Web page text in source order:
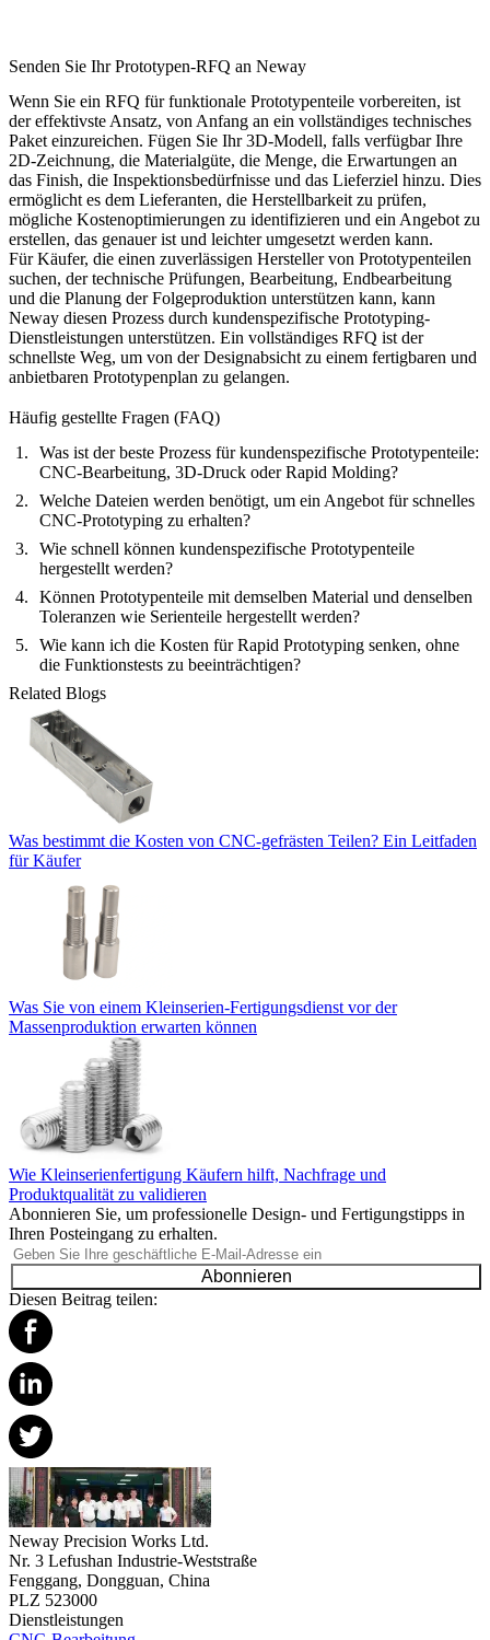
Senden Sie Ihr Prototypen-RFQ an Neway
Wenn Sie ein RFQ für funktionale Prototypenteile vorbereiten, ist
der effektivste Ansatz, von Anfang an ein vollständiges technisches
Paket einzureichen. Fügen Sie Ihr 3D-Modell, falls verfügbar Ihre
2D-Zeichnung, die Materialgüte, die Menge, die Erwartungen an
das Finish, die Inspektionsbedürfnisse und das Lieferziel hinzu. Dies
ermöglicht es dem Lieferanten, die Herstellbarkeit zu prüfen,
mögliche Kostenoptimierungen zu identifizieren und ein Angebot zu
erstellen, das genauer ist und leichter umgesetzt werden kann.
Für Käufer, die einen zuverlässigen Hersteller von Prototypenteilen
suchen, der technische Prüfungen, Bearbeitung, Endbearbeitung
und die Planung der Folgeproduktion unterstützen kann, kann
Neway diesen Prozess durch kundenspezifische Prototyping-
Dienstleistungen unterstützen. Ein vollständiges RFQ ist der
schnellste Weg, um von der Designabsicht zu einem fertigbaren und
anbietbaren Prototypenplan zu gelangen.
Häufig gestellte Fragen (FAQ)
Was ist der beste Prozess für kundenspezifische Prototypenteile:
CNC-Bearbeitung, 3D-Druck oder Rapid Molding?
Welche Dateien werden benötigt, um ein Angebot für schnelles
CNC-Prototyping zu erhalten?
Wie schnell können kundenspezifische Prototypenteile
hergestellt werden?
Können Prototypenteile mit demselben Material und denselben
Toleranzen wie Serienteile hergestellt werden?
Wie kann ich die Kosten für Rapid Prototyping senken, ohne
die Funktionstests zu beeinträchtigen?
Related Blogs
Was bestimmt die Kosten von CNC-gefrästen Teilen? Ein Leitfaden
für Käufer
Was Sie von einem Kleinserien-Fertigungsdienst vor der
Massenproduktion erwarten können
Wie Kleinserienfertigung Käufern hilft, Nachfrage und
Produktqualität zu validieren
Abonnieren Sie, um professionelle Design- und Fertigungstipps in
Ihren Posteingang zu erhalten.
Abonnieren
Diesen Beitrag teilen:
Neway Precision Works Ltd.
Nr. 3 Lefushan Industrie-Weststraße
Fenggang, Dongguan, China
PLZ 523000
Dienstleistungen